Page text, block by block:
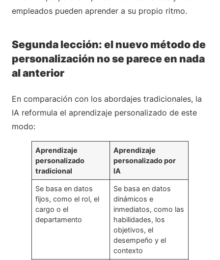
empleados pueden aprender a su propio ritmo.
Segunda lección: el nuevo método de
personalización no se parece en nada
al anterior
En comparación con los abordajes tradicionales, la
IA reformula el aprendizaje personalizado de este
modo:
Aprendizaje
personalizado
tradicional
Aprendizaje
personalizado por
IA
Se basa en datos
fijos, como el rol, el
cargo o el
departamento
Se basa en datos
dinámicos e
inmediatos, como las
habilidades, los
objetivos, el
desempeño y el
contexto